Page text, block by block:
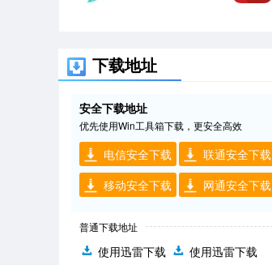
下载地址
安全下载地址
优先使用Win工具箱下载，更安全高效
电信安全下载
联通安全下载
移动安全下载
网通安全下载
普通下载地址
使用迅雷下载
使用迅雷下载